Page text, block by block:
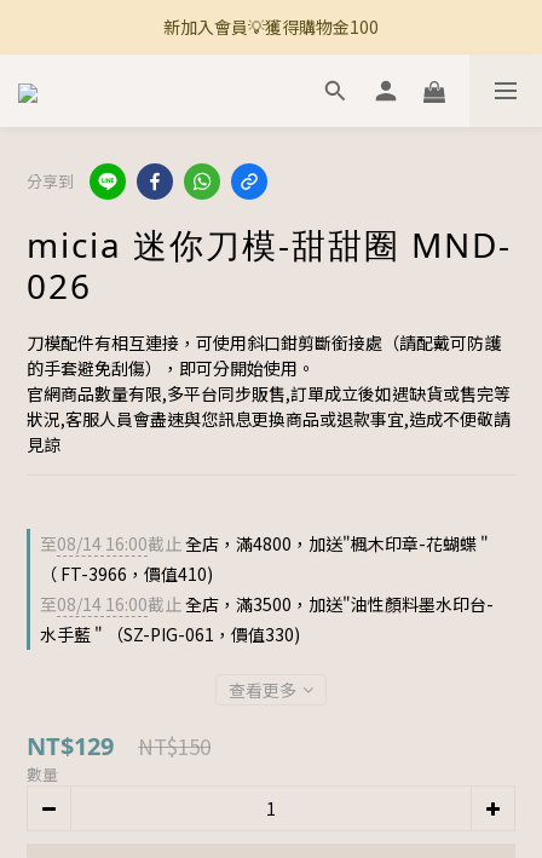
🚚 全館滿800免運 🚚
新加入會員💡獲得購物金100
🚚 全館滿800免運 🚚
分享到
micia 迷你刀模-甜甜圈 MND-
026
刀模配件有相互連接，可使用斜口鉗剪斷銜接處（請配戴可防護
的手套避免刮傷），即可分開始使用。
官網商品數量有限,多平台同步販售,訂單成立後如遇缺貨或售完等
狀況,客服人員會盡速與您訊息更換商品或退款事宜,造成不便敬請
見諒
至08/14 16:00截止全店，滿4800，加送"楓木印章-花蝴蝶 "
（ FT-3966，價值410)
至08/14 16:00截止全店，滿3500，加送"油性顏料墨水印台-
水手藍 " （SZ-PIG-061，價值330)
查看更多
NT$129 NT$150
數量